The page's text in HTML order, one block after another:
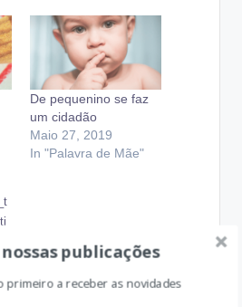
De pequenino se faz
um cidadão
Maio 27, 2019
In "Palavra de Mãe"
publicações
primeiro a receber as novidades